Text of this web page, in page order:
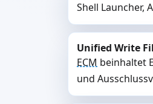
Shell Launcher,
Unified Write
ECM beinhaltet
und